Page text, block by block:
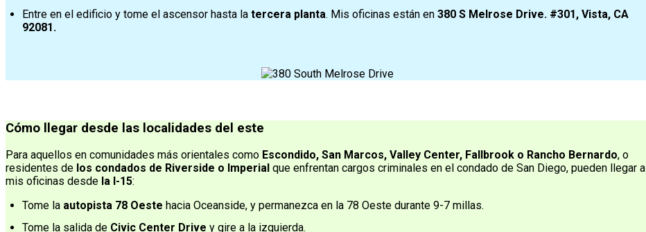
Entre en el edificio y tome el ascensor hasta la tercera planta. Mis oficinas están en 380 S Melrose Drive. #301, Vista, CA
92081.
Cómo llegar desde las localidades del este
Para aquellos en comunidades más orientales como Escondido, San Marcos, Valley Center, Fallbrook o Rancho Bernardo, o
residentes de los condados de Riverside o Imperial que enfrentan cargos criminales en el condado de San Diego, pueden llegar a
mis oficinas desde la I-15:
Tome la autopista 78 Oeste hacia Oceanside, y permanezca en la 78 Oeste durante 9-7 millas.
Tome la salida de Civic Center Drive y gire a la izquierda.